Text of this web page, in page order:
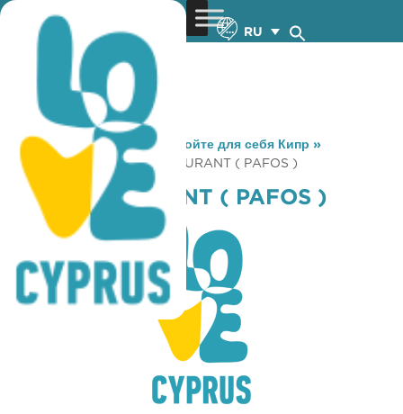
RU
You are here: Home »Откройте для себя Кипр »
Gastronomy
» DIAS RESTAURANT ( PAFOS )
DIAS RESTAURANT ( PAFOS )